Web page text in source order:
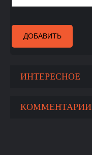
ДОБАВИТЬ
ИНТЕРЕСНОЕ
КОММЕНТАРИИ